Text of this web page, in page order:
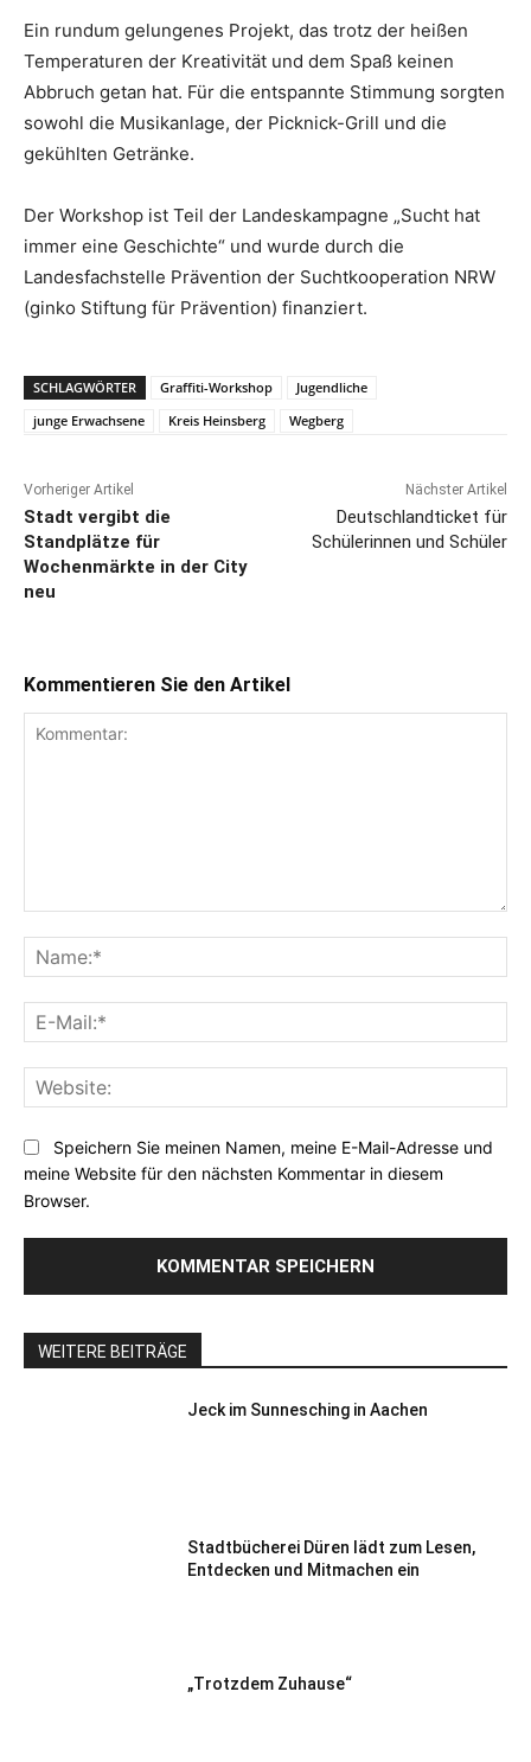
Ein rundum gelungenes Projekt, das trotz der heißen
Temperaturen der Kreativität und dem Spaß keinen
Abbruch getan hat. Für die entspannte Stimmung sorgten
sowohl die Musikanlage, der Picknick-Grill und die
gekühlten Getränke.
Der Workshop ist Teil der Landeskampagne „Sucht hat
immer eine Geschichte“ und wurde durch die
Landesfachstelle Prävention der Suchtkooperation NRW
(ginko Stiftung für Prävention) finanziert.
SCHLAGWÖRTER Graffiti-Workshop
Jugendliche
junge Erwachsene
Kreis Heinsberg Wegberg
Vorheriger Artikel
Stadt vergibt die
Standplätze für
Wochenmärkte in der City
neu
Nächster Artikel
Deutschlandticket für
Schülerinnen und Schüler
Kommentieren Sie den Artikel
Speichern Sie meinen Namen, meine E-Mail-Adresse und
meine Website für den nächsten Kommentar in diesem
Browser.
WEITERE BEITRÄGE
Jeck im Sunnesching in Aachen
Stadtbücherei Düren lädt zum Lesen,
Entdecken und Mitmachen ein
„Trotzdem Zuhause“